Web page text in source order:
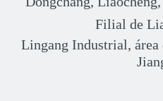
Filial de
Lingang Industrial, área